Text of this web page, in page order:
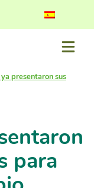
presentaron sus
para